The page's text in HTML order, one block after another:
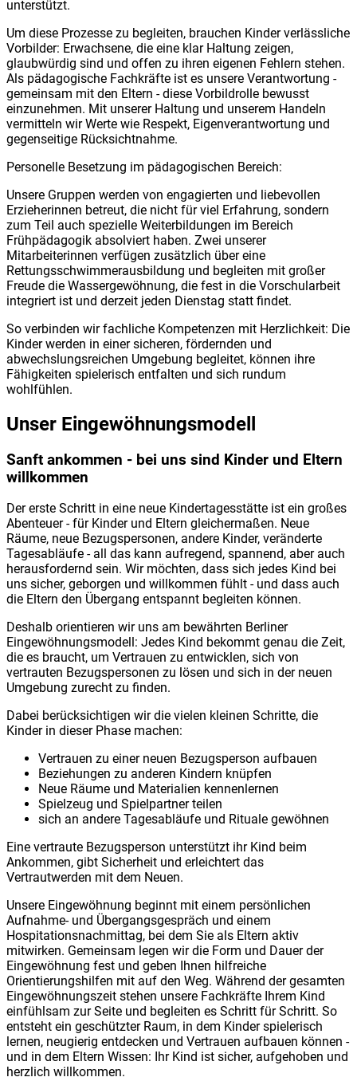
unterstützt.
Um diese Prozesse zu begleiten, brauchen Kinder verlässliche
Vorbilder: Erwachsene, die eine klar Haltung zeigen,
glaubwürdig sind und offen zu ihren eigenen Fehlern stehen.
Als pädagogische Fachkräfte ist es unsere Verantwortung -
gemeinsam mit den Eltern - diese Vorbildrolle bewusst
einzunehmen. Mit unserer Haltung und unserem Handeln
vermitteln wir Werte wie Respekt, Eigenverantwortung und
gegenseitige Rücksichtnahme.
Personelle Besetzung im pädagogischen Bereich:
Unsere Gruppen werden von engagierten und liebevollen
Erzieherinnen betreut, die nicht für viel Erfahrung, sondern
zum Teil auch spezielle Weiterbildungen im Bereich
Frühpädagogik absolviert haben. Zwei unserer
Mitarbeiterinnen verfügen zusätzlich über eine
Rettungsschwimmerausbildung und begleiten mit großer
Freude die Wassergewöhnung, die fest in die Vorschularbeit
integriert ist und derzeit jeden Dienstag statt findet.
So verbinden wir fachliche Kompetenzen mit Herzlichkeit: Die
Kinder werden in einer sicheren, fördernden und
abwechslungsreichen Umgebung begleitet, können ihre
Fähigkeiten spielerisch entfalten und sich rundum
wohlfühlen.
Unser Eingewöhnungsmodell
Sanft ankommen - bei uns sind Kinder und Eltern
willkommen
Der erste Schritt in eine neue Kindertagesstätte ist ein großes
Abenteuer - für Kinder und Eltern gleichermaßen. Neue
Räume, neue Bezugspersonen, andere Kinder, veränderte
Tagesabläufe - all das kann aufregend, spannend, aber auch
herausfordernd sein. Wir möchten, dass sich jedes Kind bei
uns sicher, geborgen und willkommen fühlt - und dass auch
die Eltern den Übergang entspannt begleiten können.
Deshalb orientieren wir uns am bewährten Berliner
Eingewöhnungsmodell: Jedes Kind bekommt genau die Zeit,
die es braucht, um Vertrauen zu entwicklen, sich von
vertrauten Bezugspersonen zu lösen und sich in der neuen
Umgebung zurecht zu finden.
Dabei berücksichtigen wir die vielen kleinen Schritte, die
Kinder in dieser Phase machen:
Vertrauen zu einer neuen Bezugsperson aufbauen
Beziehungen zu anderen Kindern knüpfen
Neue Räume und Materialien kennenlernen
Spielzeug und Spielpartner teilen
sich an andere Tagesabläufe und Rituale gewöhnen
Eine vertraute Bezugsperson unterstützt ihr Kind beim
Ankommen, gibt Sicherheit und erleichtert das
Vertrautwerden mit dem Neuen.
Unsere Eingewöhnung beginnt mit einem persönlichen
Aufnahme- und Übergangsgespräch und einem
Hospitationsnachmittag, bei dem Sie als Eltern aktiv
mitwirken. Gemeinsam legen wir die Form und Dauer der
Eingewöhnung fest und geben Ihnen hilfreiche
Orientierungshilfen mit auf den Weg. Während der gesamten
Eingewöhnungszeit stehen unsere Fachkräfte Ihrem Kind
einfühlsam zur Seite und begleiten es Schritt für Schritt. So
entsteht ein geschützter Raum, in dem Kinder spielerisch
lernen, neugierig entdecken und Vertrauen aufbauen können -
und in dem Eltern Wissen: Ihr Kind ist sicher, aufgehoben und
herzlich willkommen.